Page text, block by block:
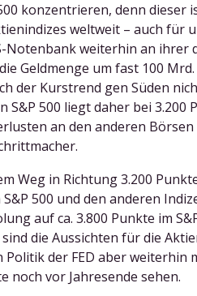
konzentrieren, denn dieser
weltweit – auch für
Notenbank weiterhin an ihrer
Geldmenge um fast 100
der Kurstrend gen Süden
S&P 500 liegt daher bei 3.200
an den anderen
Weg in Richtung 3.200
500 und den anderen
auf ca. 3.800 Punkte im
die Aussichten für die
der FED aber weiterhin
noch vor Jahresende sehen.